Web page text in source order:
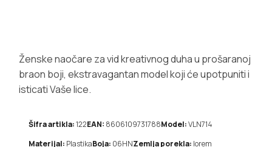
Ženske naočare za vid kreativnog duha u prošaranoj
braon boji, ekstravagantan model koji će upotpuniti i
isticati Vaše lice.
Šifra artikla:122EAN: 8606109731788Model:VLN714
Materijal: PlastikaBoja: 06HNZemlja porekla: lorem